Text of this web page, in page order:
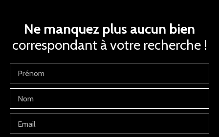
Ne manquez plus aucun bien
correspondant à votre recherche !
Prénom
Nom
Email